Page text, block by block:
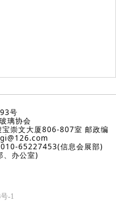
号
璃协会
崇文大厦806-807室 邮政编
65227453(信息会展部)
办公室)
-1